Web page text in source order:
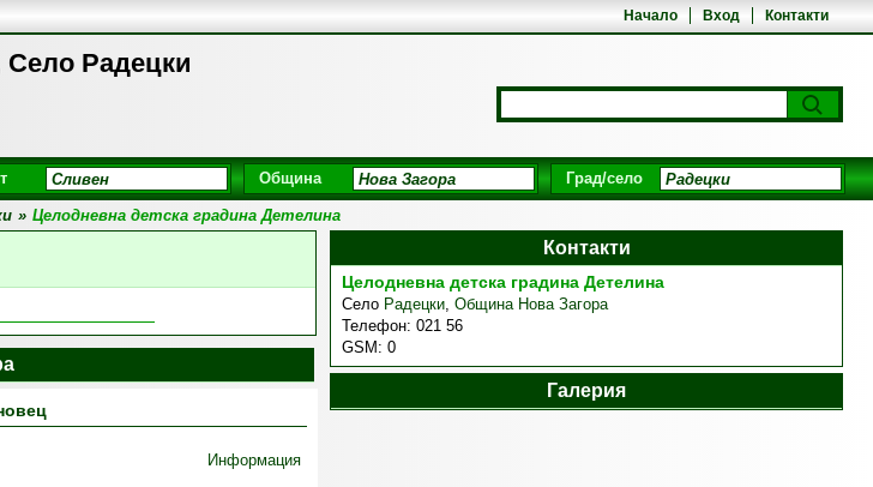
Село Радецки
Начало Вход Контакти
Община Град/село
» Целодневна детска градина Детелина
Контакти
Целодневна детска градина Детелина
Село Радецки, Община Нова Загора
Телефон: 021 56
GSM: 0
Галерия
Информация